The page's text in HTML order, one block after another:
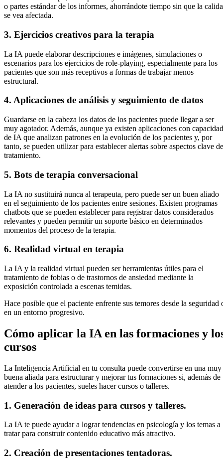
o partes estándar de los informes, ahorrándote tiempo sin que la
se vea afectada.
3. Ejercicios creativos para la terapia
La IA puede elaborar descripciones e imágenes, simulaciones o
escenarios para los ejercicios de role-playing, especialmente para los
pacientes que son más receptivos a formas de trabajar menos
estructural.
4. Aplicaciones de análisis y seguimiento de datos
Guardarse en la cabeza los datos de los pacientes puede llegar a ser
muy agotador. Además, aunque ya existen aplicaciones con capacidad
de IA que analizan patrones en la evolución de los pacientes y, por
tanto, se pueden utilizar para establecer alertas sobre aspectos clave
tratamiento.
5. Bots de terapia conversacional
La IA no sustituirá nunca al terapeuta, pero puede ser un buen aliado
en el seguimiento de los pacientes entre sesiones. Existen programas
chatbots que se pueden establecer para registrar datos considerados
relevantes y pueden permitir un soporte básico en determinados
momentos del proceso de la terapia.
6. Realidad virtual en terapia
La IA y la realidad virtual pueden ser herramientas útiles para el
tratamiento de fobias o de trastornos de ansiedad mediante la
exposición controlada a escenas temidas.
Hace posible que el paciente enfrente sus temores desde la seguridad
en un entorno progresivo.
Cómo aplicar la IA en las formaciones y
cursos
La Inteligencia Artificial en tu consulta puede convertirse en una muy
buena aliada para estructurar y mejorar tus formaciones si, además de
atender a los pacientes, sueles hacer cursos o talleres.
1. Generación de ideas para cursos y talleres.
La IA te puede ayudar a lograr tendencias en psicología y los temas a
tratar para construir contenido educativo más atractivo.
2. Creación de presentaciones tentadoras.